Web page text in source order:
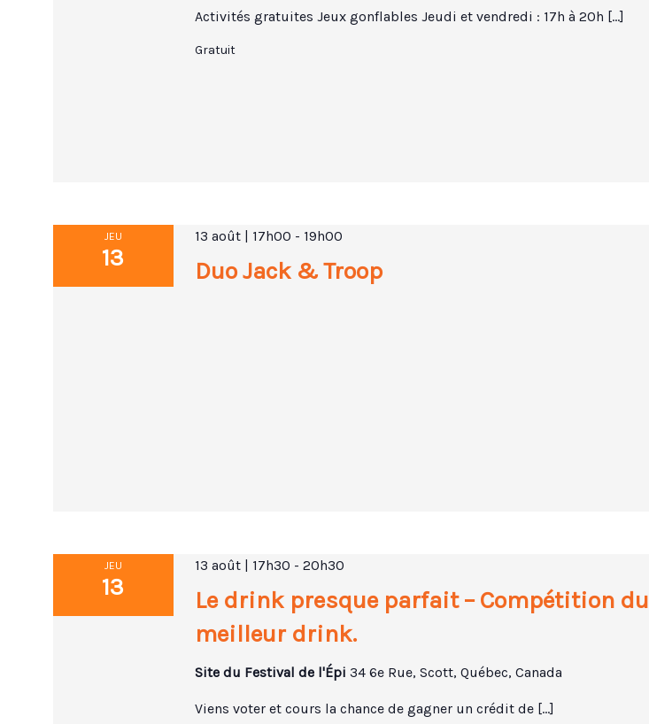
Activités gratuites Jeux gonflables Jeudi et vendredi : 17h à 20h […]
Gratuit
JEU
13 Duo Jack & Troop
13 août | 17h00 - 19h00
JEU
13
Le drink presque parfait – Compétition du
meilleur drink.
13 août | 17h30 - 20h30
Site du Festival de l'Épi 34 6e Rue, Scott, Québec, Canada
Viens voter et cours la chance de gagner un crédit de […]